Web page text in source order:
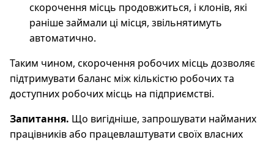
скорочення місць продовжиться, і клонів, які
раніше займали ці місця, звільнятимуть
автоматично.
Таким чином, скорочення робочих місць дозволяє
підтримувати баланс між кількістю робочих та
доступних робочих місць на підприємстві.
Запитання. Що вигідніше, запрошувати найманих
працівників або працевлаштувати своїх власних